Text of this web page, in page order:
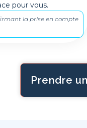
pour vous.
la prise en compte
Prendre